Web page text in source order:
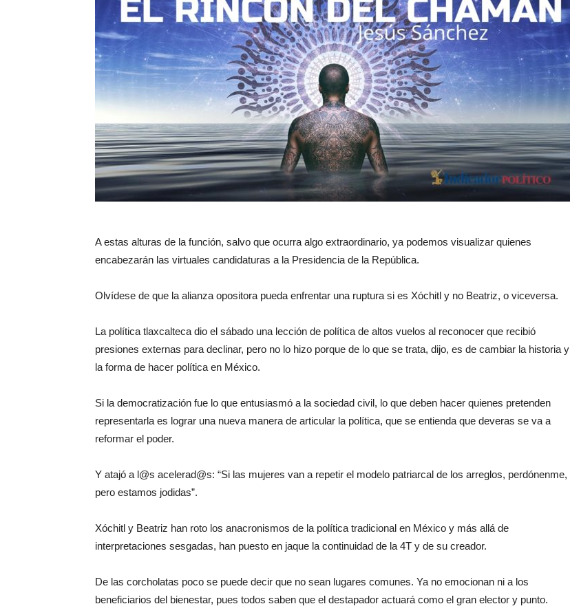
A estas alturas de la función, salvo que ocurra algo extraordinario, ya podemos visualizar quienes
encabezarán las virtuales candidaturas a la Presidencia de la República.
Olvídese de que la alianza opositora pueda enfrentar una ruptura si es Xóchitl y no Beatriz, o viceversa.
La política tlaxcalteca dio el sábado una lección de política de altos vuelos al reconocer que recibió
presiones externas para declinar, pero no lo hizo porque de lo que se trata, dijo, es de cambiar la historia y
la forma de hacer política en México.
Si la democratización fue lo que entusiasmó a la sociedad civil, lo que deben hacer quienes pretenden
representarla es lograr una nueva manera de articular la política, que se entienda que deveras se va a
reformar el poder.
Y atajó a l@s acelerad@s: “Si las mujeres van a repetir el modelo patriarcal de los arreglos, perdónenme,
pero estamos jodidas”.
Xóchitl y Beatriz han roto los anacronismos de la política tradicional en México y más allá de
interpretaciones sesgadas, han puesto en jaque la continuidad de la 4T y de su creador.
De las corcholatas poco se puede decir que no sean lugares comunes. Ya no emocionan ni a los
beneficiarios del bienestar, pues todos saben que el destapador actuará como el gran elector y punto.